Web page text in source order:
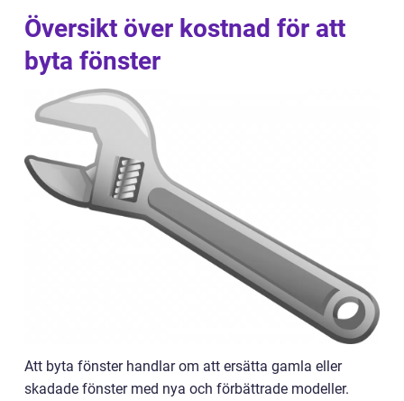
Översikt över kostnad för att
byta fönster
Att byta fönster handlar om att ersätta gamla eller
skadade fönster med nya och förbättrade modeller.